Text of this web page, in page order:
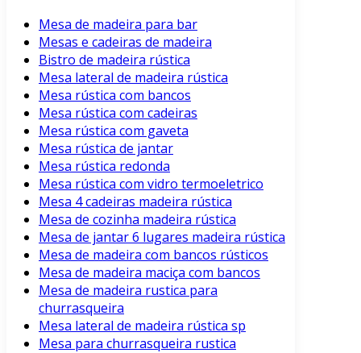
Mesa de madeira para bar
Mesas e cadeiras de madeira
Bistro de madeira rústica
Mesa lateral de madeira rústica
Mesa rústica com bancos
Mesa rústica com cadeiras
Mesa rústica com gaveta
Mesa rústica de jantar
Mesa rústica redonda
Mesa rústica com vidro termoeletrico
Mesa 4 cadeiras madeira rústica
Mesa de cozinha madeira rústica
Mesa de jantar 6 lugares madeira rústica
Mesa de madeira com bancos rústicos
Mesa de madeira maciça com bancos
Mesa de madeira rustica para
churrasqueira
Mesa lateral de madeira rústica sp
Mesa para churrasqueira rustica